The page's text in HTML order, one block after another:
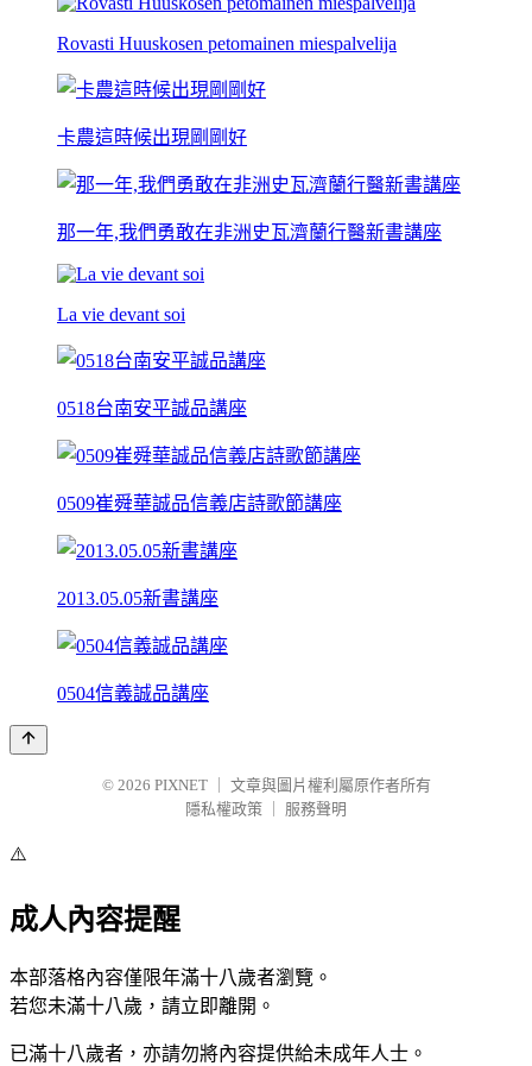
Rovasti Huuskosen petomainen miespalvelija
卡農這時候出現剛剛好
那一年,我們勇敢在非洲史瓦濟蘭行醫新書講座
La vie devant soi
0518台南安平誠品講座
0509崔舜華誠品信義店詩歌節講座
2013.05.05新書講座
0504信義誠品講座
© 2026 PIXNET
文章與圖片權利屬原作者所有
隱私權政策
服務聲明
⚠️
成人內容提醒
本部落格內容僅限年滿十八歲者瀏覽。
若您未滿十八歲，請立即離開。
已滿十八歲者，亦請勿將內容提供給未成年人士。